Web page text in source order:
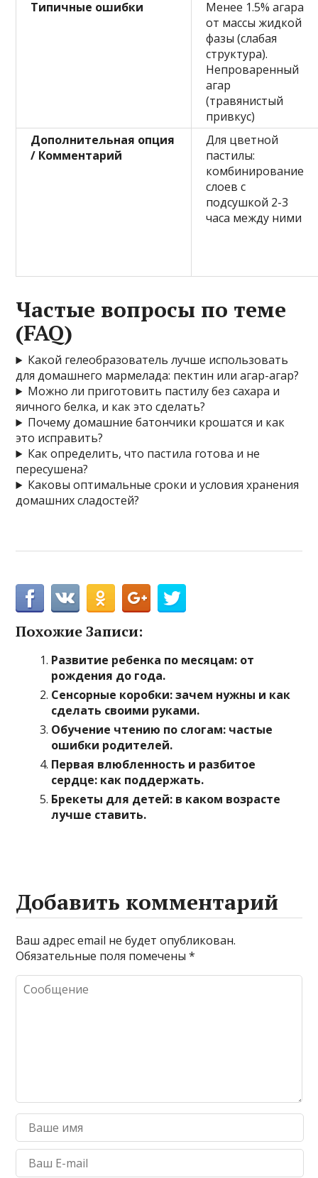
Типичные ошибки
Менее 1.5% агара
от массы жидкой
фазы (слабая
структура).
Непроваренный
агар
(травянистый
привкус)
Дополнительная опция
/ Комментарий
Для цветной
пастилы:
комбинирование
слоев с
подсушкой 2-3
часа между ними
Частые вопросы по теме
(FAQ)
Какой гелеобразователь лучше использовать
для домашнего мармелада: пектин или агар-агар?
Можно ли приготовить пастилу без сахара и
яичного белка, и как это сделать?
Почему домашние батончики крошатся и как
это исправить?
Как определить, что пастила готова и не
пересушена?
Каковы оптимальные сроки и условия хранения
домашних сладостей?
Похожие Записи:
Развитие ребенка по месяцам: от
рождения до года.
Сенсорные коробки: зачем нужны и как
сделать своими руками.
Обучение чтению по слогам: частые
ошибки родителей.
Первая влюбленность и разбитое
сердце: как поддержать.
Брекеты для детей: в каком возрасте
лучше ставить.
Добавить комментарий
Ваш адрес email не будет опубликован.
Обязательные поля помечены*